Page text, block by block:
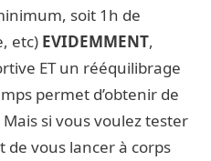
soit 1h de
etc) EVIDEMMENT,
ET un rééquilibrage
permet d’obtenir de
si vous voulez tester
de vous lancer à corps